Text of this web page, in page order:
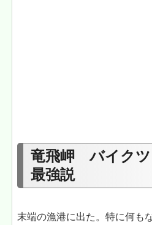
竜飛岬 バイクツ
最強説
末端の漁港に出た。特に何も